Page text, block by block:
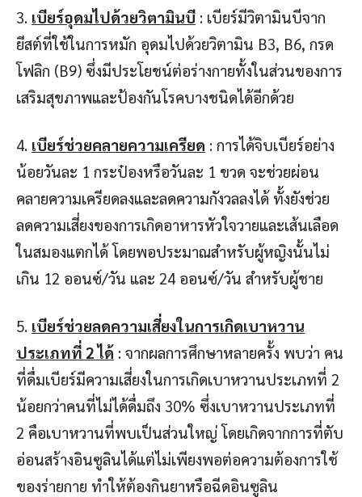
3. เบียร์อุดมไปด้วยวิตามินบี : เบียร์มีวิตามินบีจาก
ยีสต์ที่ใช้ในการหมัก อุดมไปด้วยวิตามิน B3, B6, กรด
โฟลิก (B9) ซึ่งมีประโยชน์ต่อร่างกายทั้งในส่วนของการ
เสริมสุขภาพและป้องกันโรคบางชนิดได้อีกด้วย
4. เบียร์ช่วยคลายความเครียด : การได้จิบเบียร์อย่าง
น้อยวันละ 1 กระป๋องหรือวันละ 1 ขวด จะช่วยผ่อน
คลายความเครียดลงและลดความกังวลลงได้ ทั้งยังช่วย
ลดความเสี่ยงของการเกิดอาหารหัวใจวายและเส้นเลือด
ในสมองแตกได้ โดยพอประมาณสำหรับผู้หญิงนั้นไม่
เกิน 12 ออนซ์/วัน และ 24 ออนซ์/วัน สำหรับผู้ชาย
5. เบียร์ช่วยลดความเสี่ยงในการเกิดเบาหวาน
ประเภทที่ 2 ได้ : จากผลการศึกษาหลายครั้ง พบว่า คน
ที่ดื่มเบียร์มีความเสี่ยงในการเกิดเบาหวานประเภทที่ 2
น้อยกว่าคนที่ไม่ได้ดื่มถึง 30% ซึ่งเบาหวานประเภทที่
2 คือเบาหวานที่พบเป็นส่วนใหญ่ โดยเกิดจากการที่ตับ
อ่อนสร้างอินซูลินได้แต่ไม่เพียงพอต่อความต้องการใช้
ของร่ายกาย ทำให้ต้องกินยาหรือฉีดอินซูลิน